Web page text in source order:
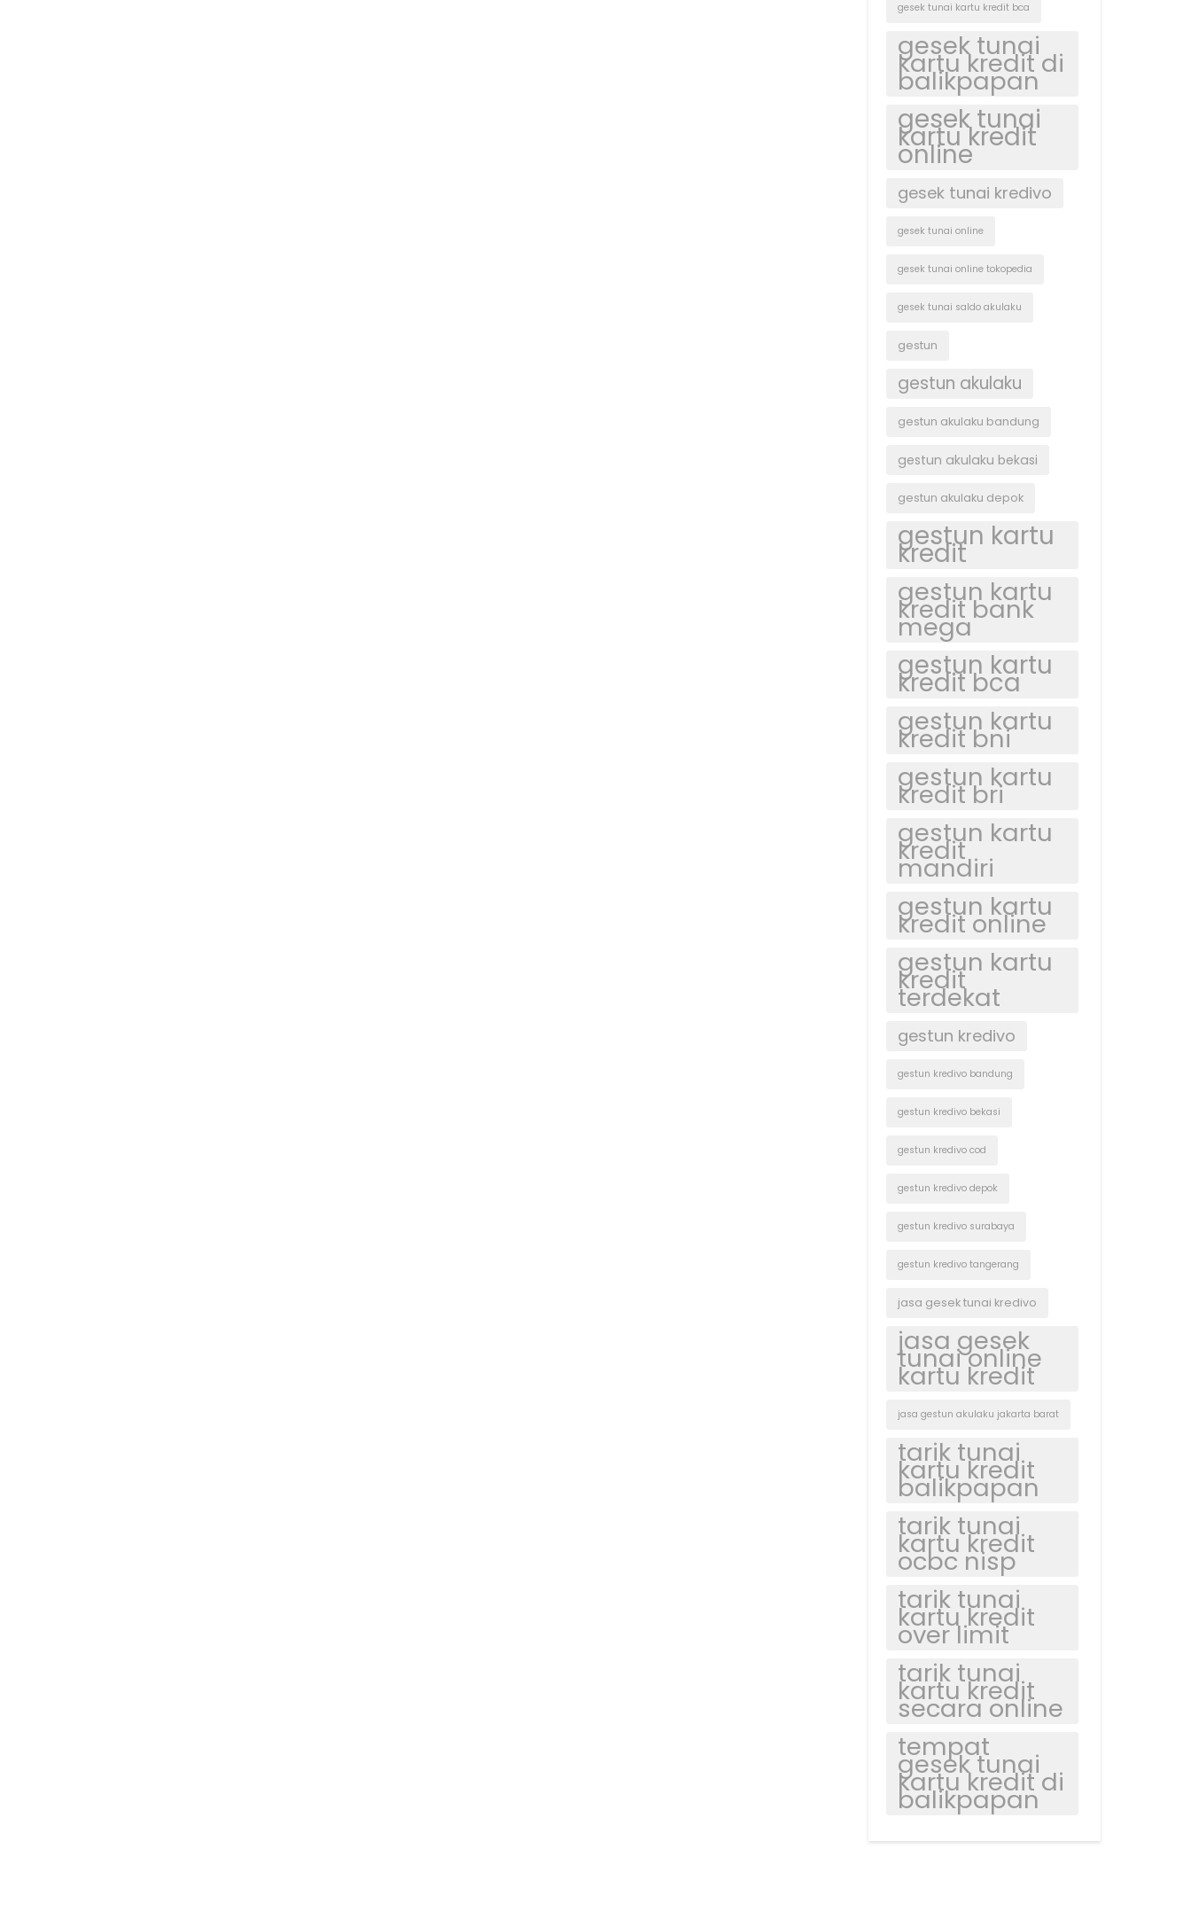
gesek tunai kartu kredit bca
gesek tunai
kartu kredit di
balikpapan
gesek tunai
kartu kredit
online
gesek tunai kredivo
gesek tunai online
gesek tunai online tokopedia
gesek tunai saldo akulaku
gestun
gestun akulaku
gestun akulaku bandung
gestun akulaku bekasi
gestun akulaku depok
gestun kartu
kredit
gestun kartu
kredit bank
mega
gestun kartu
kredit bca
gestun kartu
kredit bni
gestun kartu
kredit bri
gestun kartu
kredit
mandiri
gestun kartu
kredit online
gestun kartu
kredit
terdekat
gestun kredivo
gestun kredivo bandung
gestun kredivo bekasi
gestun kredivo cod
gestun kredivo depok
gestun kredivo surabaya
gestun kredivo tangerang
jasa gesek tunai kredivo
jasa gesek
tunai online
kartu kredit
jasa gestun akulaku jakarta barat
tarik tunai
kartu kredit
balikpapan
tarik tunai
kartu kredit
ocbc nisp
tarik tunai
kartu kredit
over limit
tarik tunai
kartu kredit
secara online
tempat
gesek tunai
kartu kredit di
balikpapan